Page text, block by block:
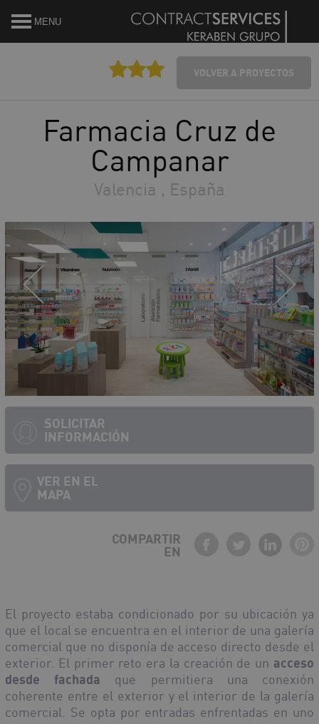
MENU
VOLVER A PROYECTOS
Farmacia Cruz de
Campanar
Valencia , España
SOLICITAR
INFORMACIÓN
VER EN EL
MAPA
COMPARTIR
EN
El proyecto estaba condicionado por su ubicación ya
que el local se encuentra en el interior de una galería
comercial que no disponía de acceso directo desde el
exterior. El primer reto era la creación de un acceso
desde fachada
que permitiera una conexión
coherente entre el exterior y el interior de la galería
comercial. Se opta por entradas enfrentadas en uno